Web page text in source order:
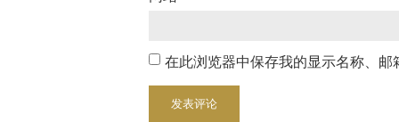
在此浏览器中保存我的显示名称、